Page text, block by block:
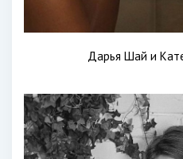
Дарья Шай и